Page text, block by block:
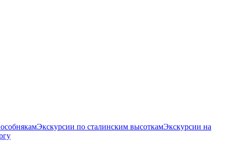
Экскурсии по сталинским высоткамЭкскурсии на